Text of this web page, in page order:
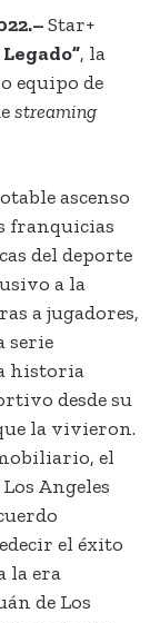
Star+
, la
equipo de
streaming
ascenso
franquicias
del deporte
a la
a jugadores,
serie
historia
desde su
la vivieron.
el
Angeles
el éxito
la era
de Los